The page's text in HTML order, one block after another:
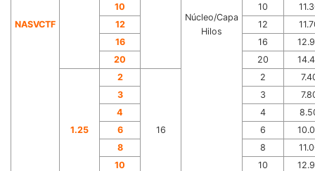
NASVCTF
Núcleo/Capa
Hilos
10
10
12
12
16
16
20
20
1.25
2
16
2
3
3
4
4
6
6
8
8
10
10